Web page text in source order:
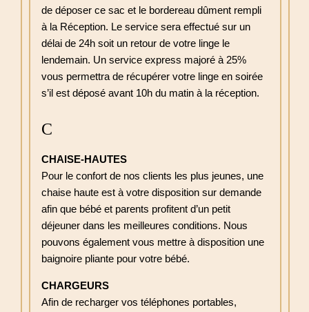
de déposer ce sac et le bordereau dûment rempli
à la Réception. Le service sera effectué sur un
délai de 24h soit un retour de votre linge le
lendemain. Un service express majoré à 25%
vous permettra de récupérer votre linge en soirée
s’il est déposé avant 10h du matin à la réception.
C
CHAISE-HAUTES
Pour le confort de nos clients les plus jeunes, une
chaise haute est à votre disposition sur demande
afin que bébé et parents profitent d’un petit
déjeuner dans les meilleures conditions. Nous
pouvons également vous mettre à disposition une
baignoire pliante pour votre bébé.
CHARGEURS
Afin de recharger vos téléphones portables,